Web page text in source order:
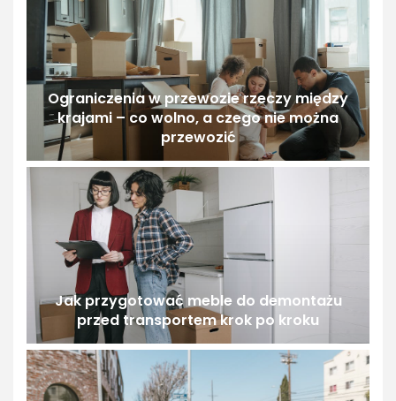
Ograniczenia w przewozie rzeczy między
krajami – co wolno, a czego nie można
przewozić
Jak przygotować meble do demontażu
przed transportem krok po kroku